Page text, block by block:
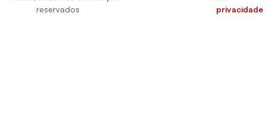
reservados
privacidade